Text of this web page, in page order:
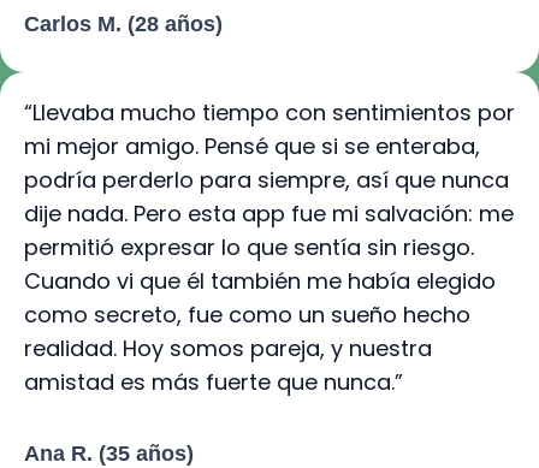
Carlos M. (28 años)
“Llevaba mucho tiempo con sentimientos por
mi mejor amigo. Pensé que si se enteraba,
podría perderlo para siempre, así que nunca
dije nada. Pero esta app fue mi salvación: me
permitió expresar lo que sentía sin riesgo.
Cuando vi que él también me había elegido
como secreto, fue como un sueño hecho
realidad. Hoy somos pareja, y nuestra
amistad es más fuerte que nunca.”
Ana R. (35 años)